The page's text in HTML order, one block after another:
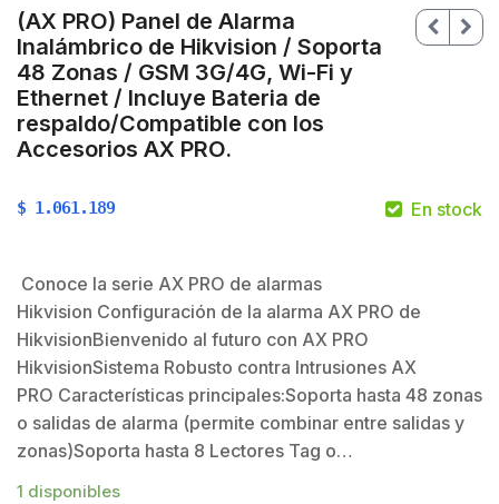
(AX PRO) Panel de Alarma
Inalámbrico de Hikvision / Soporta
48 Zonas / GSM 3G/4G, Wi-Fi y
Ethernet / Incluye Bateria de
respaldo/Compatible con los
Accesorios AX PRO.
$
$ 1.061.189 En stock
Conoce la serie AX PRO de alarmas
Hikvision Configuración de la alarma AX PRO de
HikvisionBienvenido al futuro con AX PRO
HikvisionSistema Robusto contra Intrusiones AX
PRO Características principales:Soporta hasta 48 zonas
o salidas de alarma (permite combinar entre salidas y
zonas)Soporta hasta 8 Lectores Tag o…
1 disponibles